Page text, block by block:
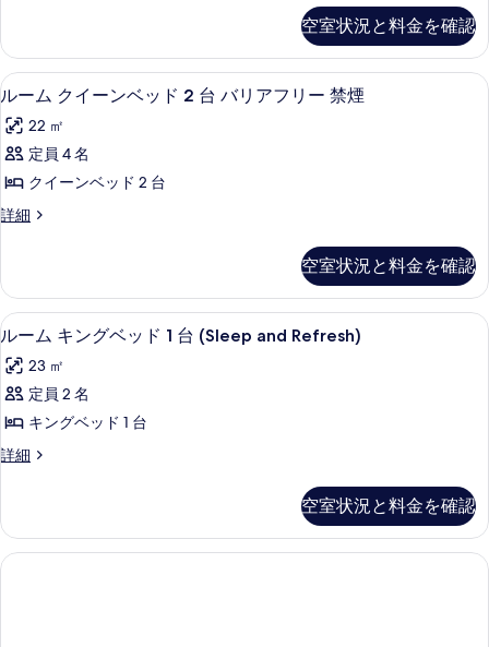
す
る
1
台
禁
煙
(Class)
の
す
て
の
写
真
を
表
示
1
禁
煙
(Class)
の
詳
細
ッ
ド
1
台
バ
リ
ア
ー
禁
煙
の
す
べ
て
写
真
ン
グ
ベ
ド
バ
リ
ア
ー
煙
の
詳
細
空室状況と料金を確認
ル
ー
ム
ク
ー
ベ
ッ
ド
2
台
バ
リ
リ
ー
ピロートップベッド、セーフティボ
3
ルーム クイーンベッド 2 台 バリアフリー 禁煙
22 ㎡
定員 4 名
クイーンベッド 2 台
詳細
ル
イ
ー
ン
ッ
ド
台
バ
リ
リ
禁
空室状況と料金を確認
ル
ー
ム
キ
グ
ッ
ド
ピロートップベッド、セーフティボ
2
ルーム キングベッド 1 台 (Sleep and Refresh)
23 ㎡
定員 2 名
キングベッド 1 台
詳細
ル
ン
グ
ベ
空室状況と料金を確認